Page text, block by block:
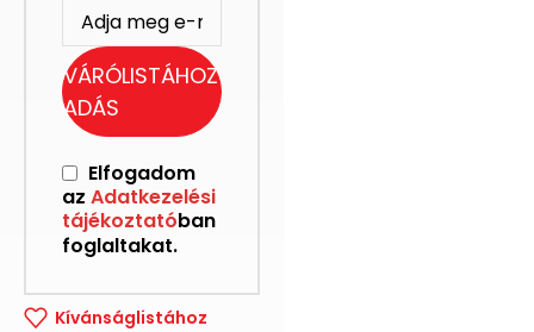
VÁRÓLISTÁHOZ
ADÁS
Elfogadom
az Adatkezelési
tájékoztatóban
foglaltakat.
Kívánságlistához